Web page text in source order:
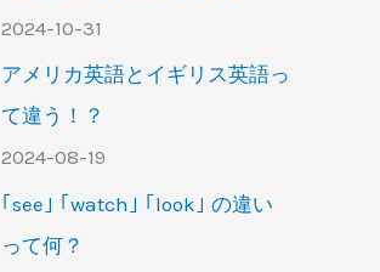
2024-10-31
アメリカ英語とイギリス英語っ
て違う！？
2024-08-19
｢see｣ ｢watch｣ ｢look｣ の違い
って何？